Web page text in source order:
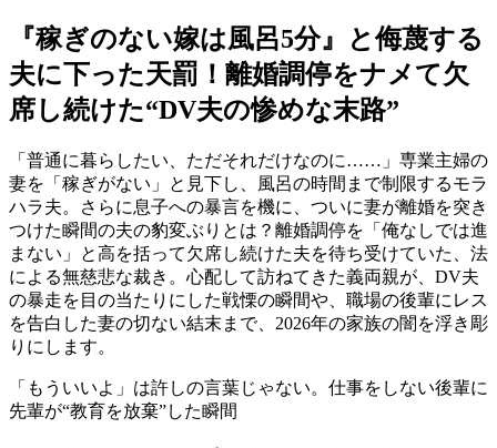
『稼ぎのない嫁は風呂5分』と侮蔑する
夫に下った天罰！離婚調停をナメて欠
席し続けた“DV夫の惨めな末路”
「普通に暮らしたい、ただそれだけなのに……」専業主婦の
妻を「稼ぎがない」と見下し、風呂の時間まで制限するモラ
ハラ夫。さらに息子への暴言を機に、ついに妻が離婚を突き
つけた瞬間の夫の豹変ぶりとは？離婚調停を「俺なしでは進
まない」と高を括って欠席し続けた夫を待ち受けていた、法
による無慈悲な裁き。心配して訪ねてきた義両親が、DV夫
の暴走を目の当たりにした戦慄の瞬間や、職場の後輩にレス
を告白した妻の切ない結末まで、2026年の家族の闇を浮き彫
りにします。
「もういいよ」は許しの言葉じゃない。仕事をしない後輩に
先輩が“教育を放棄”した瞬間